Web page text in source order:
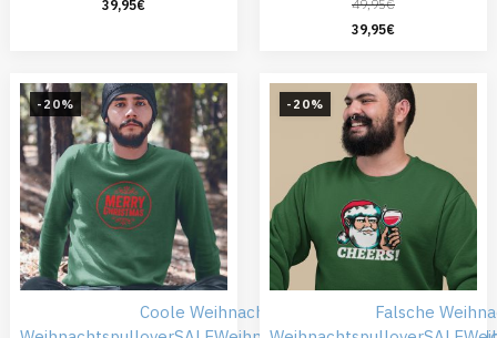
39,95€ 49,95€
39,95€
-20%
Coole Weihnachtspullover
Falsche
-20%
Falsche